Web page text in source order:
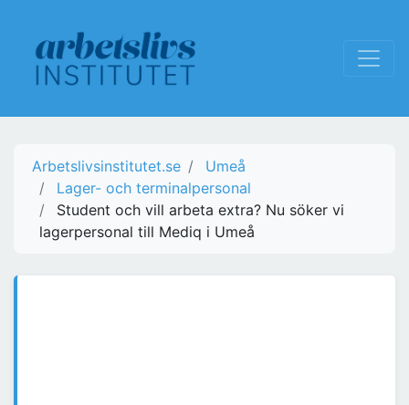
Arbetslivsinstitutet.se
Umeå
Lager- och terminalpersonal
Student och vill arbeta extra? Nu söker vi
lagerpersonal till Mediq i Umeå